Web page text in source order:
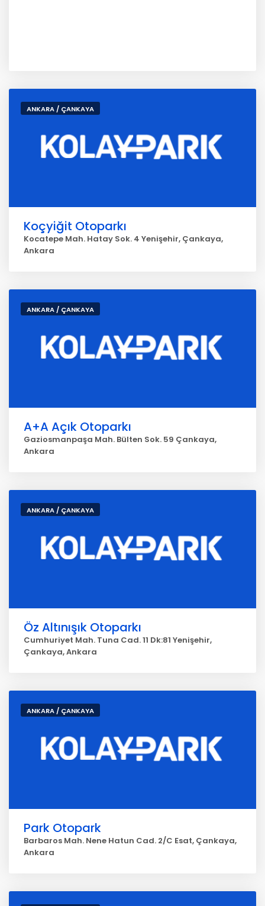
ANKARA / ÇANKAYA
Koçyiğit Otoparkı
Kocatepe Mah. Hatay Sok. 4 Yenişehir, Çankaya,
Ankara
ANKARA / ÇANKAYA
A+A Açık Otoparkı
Gaziosmanpaşa Mah. Bülten Sok. 59 Çankaya,
Ankara
ANKARA / ÇANKAYA
Öz Altınışık Otoparkı
Cumhuriyet Mah. Tuna Cad. 11 Dk:81 Yenişehir,
Çankaya, Ankara
ANKARA / ÇANKAYA
Park Otopark
Barbaros Mah. Nene Hatun Cad. 2/C Esat, Çankaya,
Ankara